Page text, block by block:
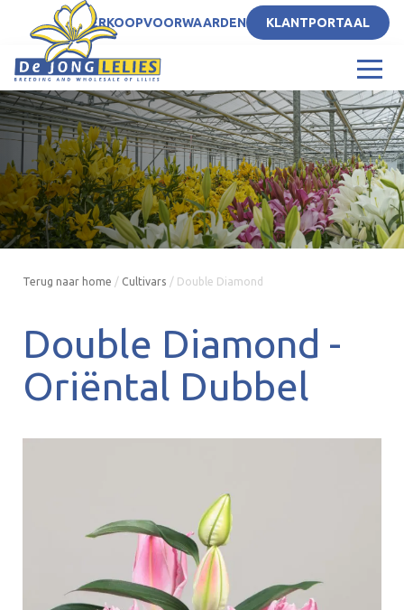
NLVERKOOPVOORWAARDEN KLANTPORTAAL
Terug naar home / Cultivars / Double Diamond
Double Diamond -
Oriëntal Dubbel